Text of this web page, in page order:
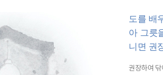
도를 배
아 그릇
니면 권
권장하여